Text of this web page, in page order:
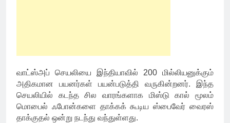
வாட்ஸ்அப் செயலியை இந்தியாவில் 200 மில்லியனுக்கும்
அதிகமான பயனர்கள் பயன்படுத்தி வருகின்றனர். இந்த
செயலியில் கடந்த சில வாரங்களாக மிஸ்டு கால் மூலம்
மொபைல் ஃபோன்களை தாக்கக் கூடிய ஸ்பைவேர் வைரஸ்
தாக்குதல் ஒன்று நடந்து வந்துள்ளது.